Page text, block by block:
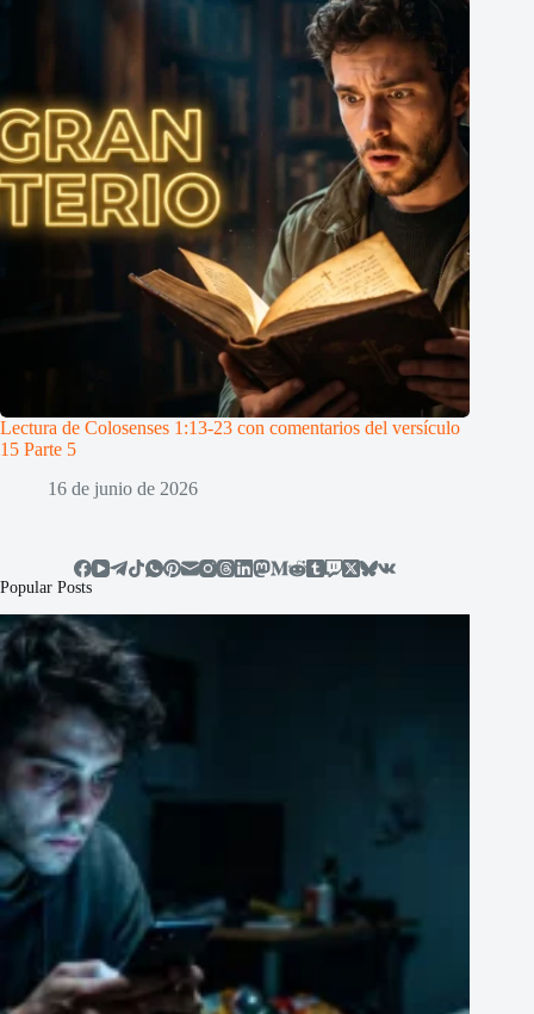
Lectura de Colosenses 1:13-23 con comentarios del versículo
15 Parte 5
16 de junio de 2026
Popular Posts